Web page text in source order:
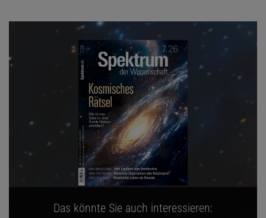
Das könnte Sie auch interessieren: